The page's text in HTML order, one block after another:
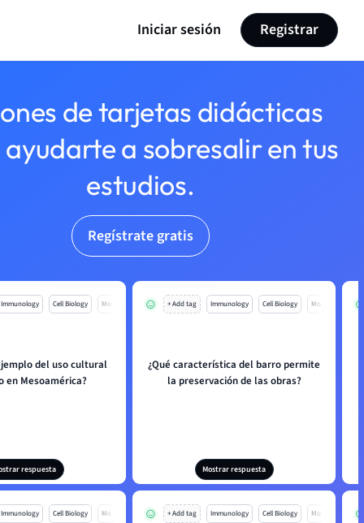
Iniciar sesión Registrar
de tarjetas didácticas
a sobresalir en tus
estudios.
Regístrate gratis
Immunology Cell Biology Mo
del uso cultural
en Mesoamérica?
respuesta
+ Add tag Immunology Cell Biology Mo
¿Qué característica del barro permite
la preservación de las obras?
Mostrar respuesta
Immunology Cell Biology Mo + Add tag Immunology Cell Biology Mo